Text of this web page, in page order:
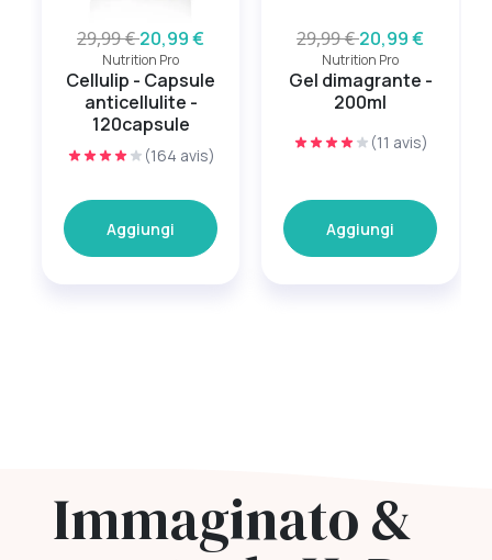
29,99 €20,99 €
Nutrition Pro
Cellulip - Capsule
anticellulite -
120capsule
(164 avis)
Aggiungi
29,99 €20,99 €
Nutrition Pro
Gel dimagrante -
200ml
(11 avis)
Aggiungi
Immaginato &